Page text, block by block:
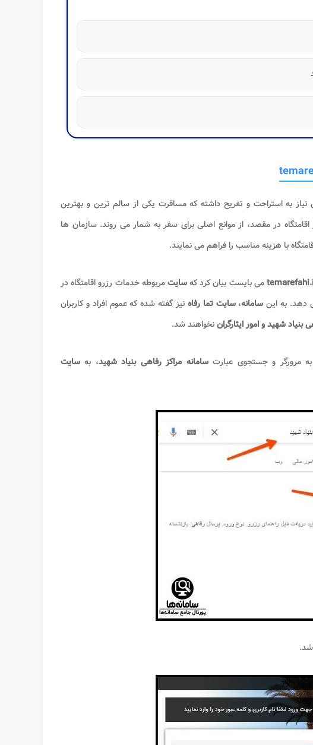
به استراحت و تفریح داشته که مسافرت یکی از سالم ترین و بهترین
در مقصد، از موانع اصلی برای سفر به شمار می روند. سازمان ها
با هزینه مناسب را فراهم می نمایند.
می بایست بیان کرد کهسایتمربوطه خدمات رزرو اقامتگاه در
دهد. به این سامانه،سایت تما رفاهنیز گفته شده که عموم افراد و کاربران
بنیاد شهید و امور ایثارگراننخواهند شد.
به مرورگر و جستجوی عبارتسامانه مراکز رفاهی بنیاد شهید، به سایت
شد.